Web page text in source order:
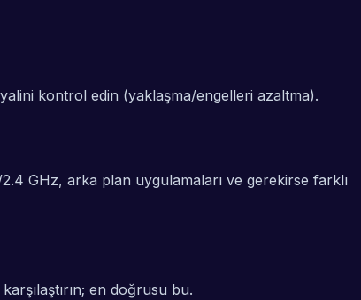
kontrol edin (yaklaşma/engelleri azaltma).
GHz, arka plan uygulamaları ve gerekirse farklı
en doğrusu bu.